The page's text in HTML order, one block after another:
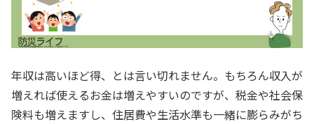
年収は高いほど得、とは言い切れません。もちろん収入が
増えれば使えるお金は増えやすいのですが、税金や社会保
険料も増えますし、住居費や生活水準も一緒に膨らみがち